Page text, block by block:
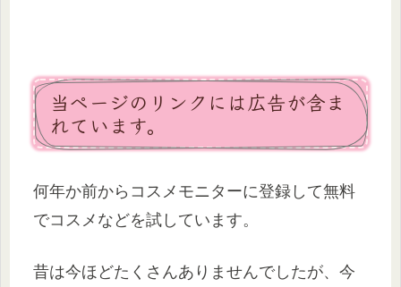
当ページのリンクには広告が含ま
れています。
何年か前からコスメモニターに登録して無料
でコスメなどを試しています。
昔は今ほどたくさんありませんでしたが、今